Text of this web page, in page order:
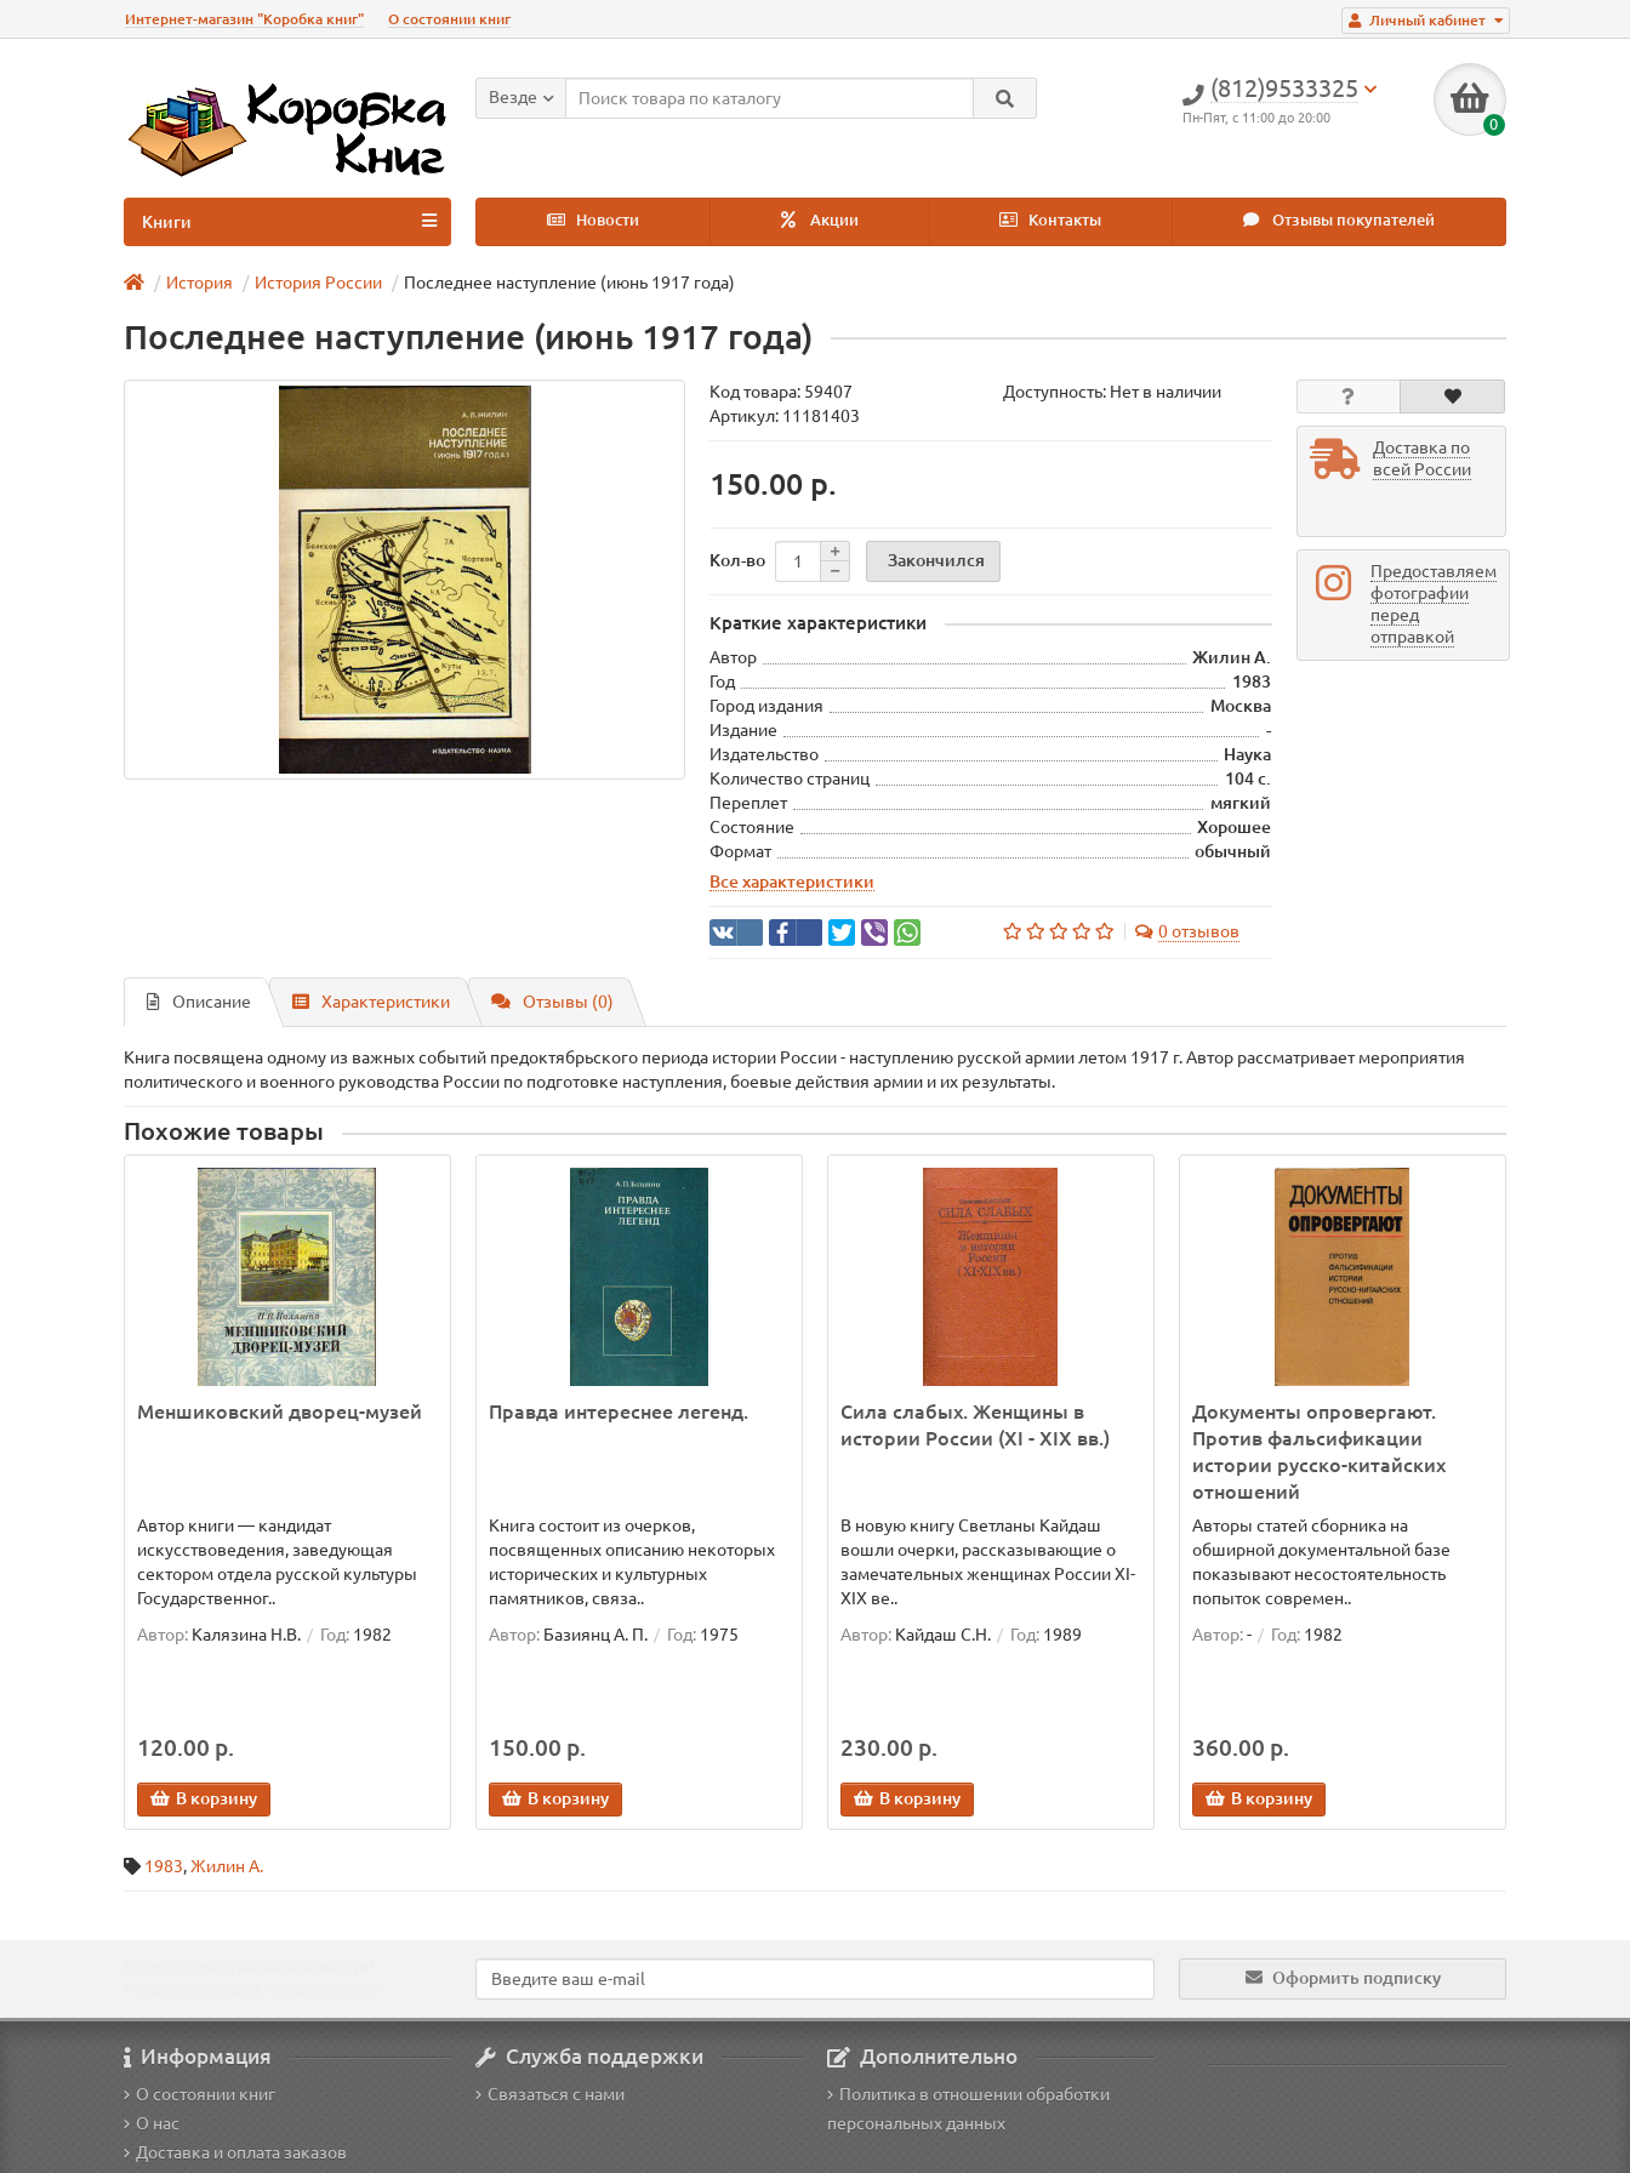
Личный кабинет
Интернет-магазин "Коробка книг" О состоянии книг
(812)9533325
Пн-Пят, с 11:00 до 20:00 0
Везде
Новости Акции Контакты Отзывы покупателей
Книги
История История России Последнее наступление (июнь 1917 года)
Последнее наступление (июнь 1917 года)
Код товара: 59407
Доступность: Нет в наличии
Артикул: 11181403
150.00 р.
Кол-во Закончился
Краткие характеристики
Автор
Жилин А.
Год
1983
Город издания
Москва
Издание
-
Издательство
Наука
Количество страниц
104 с.
Переплет
мягкий
Состояние
Хорошее
Формат
обычный
Все характеристики
0 отзывов
Доставка по
всей России
Предоставляем
фотографии
перед
отправкой
Описание Характеристики Отзывы (0)
Книга посвящена одному из важных событий предоктябрьского периода истории России - наступлению русской армии летом 1917 г. Автор рассматривает мероприятия
политического и военного руководства России по подготовке наступления, боевые действия армии и их результаты.
Похожие товары
Меншиковский дворец-музей
Автор книги — кандидат
искусствоведения, заведующая
сектором отдела русской культуры
Государственног..
Автор: Калязина Н.В. Год: 1982
120.00 р.
В корзину
Правда интереснее легенд.
Книга состоит из очерков,
посвященных описанию некоторых
исторических и культурных
памятников, связа..
Автор: Базиянц А. П. Год: 1975
150.00 р.
В корзину
Сила слабых. Женщины в
истории России (XI - XIX вв.)
В новую книгу Светланы Кайдаш
вошли очерки, рассказывающие о
замечательных женщинах России XI-
XIX ве..
Автор: Кайдаш С.Н. Год: 1989
230.00 р.
В корзину
Документы опровергают.
Против фальсификации
истории русско-китайских
отношений
Авторы статей сборника на
обширной документальной базе
показывают несостоятельность
попыток современ..
Автор:- Год: 1982
360.00 р.
В корзину
1983,Жилин А.
Оформить подписку
Информация
О состоянии книг
О нас
Доставка и оплата заказов
Служба поддержки
Связаться с нами
Дополнительно
Политика в отношении обработки
персональных данных